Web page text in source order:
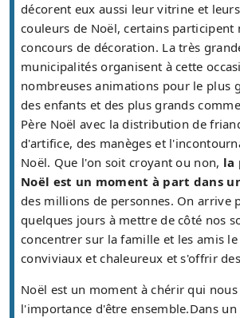
décorent eux aussi leur vitrine et
couleurs de Noël, certains participent
concours de décoration. La très
municipalités organisent à cette
nombreuses animations pour le plus
des enfants et des plus grands
Père Noël avec la distribution de
d'artifice, des manèges et
Noël. Que l'on soit croyant ou non, la
Noël est un moment à part dans
des millions de personnes. On arrive
quelques jours à mettre de côté nos
concentrer sur la famille et les amis
conviviaux et chaleureux et s'offrir
Noël est un moment à chérir qui
l'importance d'être ensemble.Dans